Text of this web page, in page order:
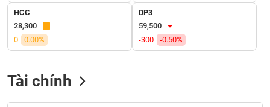
HCC
28,300
0
0.00%
DP3
59,500
-300
-0.50%
Tài chính
SẢN
Mã
chứng